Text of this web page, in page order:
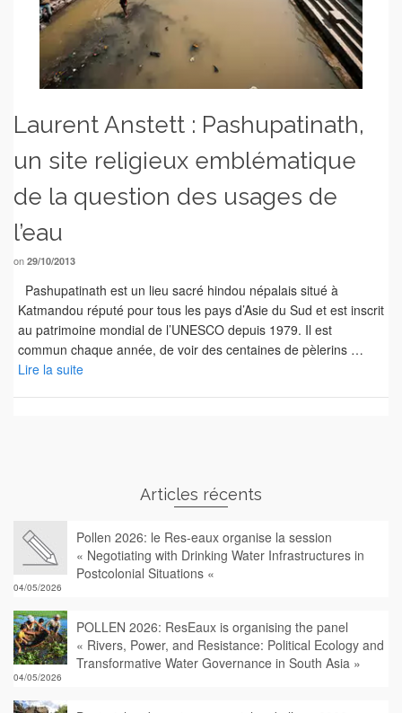
Laurent Anstett : Pashupatinath,
un site religieux emblématique
de la question des usages de
l’eau
on 29/10/2013
Pashupatinath est un lieu sacré hindou népalais situé à
Katmandou réputé pour tous les pays d’Asie du Sud et est inscrit
au patrimoine mondial de l’UNESCO depuis 1979. Il est
commun chaque année, de voir des centaines de pèlerins …
Lire la suite
Articles récents
Pollen 2026: le Res-eaux organise la session
« Negotiating with Drinking Water Infrastructures in
Postcolonial Situations «
04/05/2026
POLLEN 2026: ResEaux is organising the panel
« Rivers, Power, and Resistance: Political Ecology and
Transformative Water Governance in South Asia »
04/05/2026